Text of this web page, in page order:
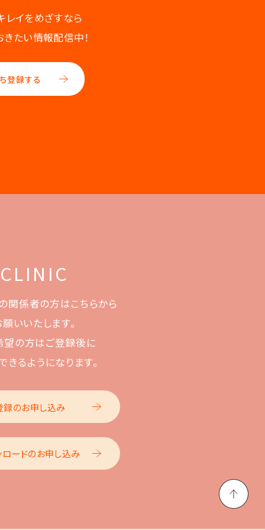
レイをめざすなら
きたい情報配信中！
登録する
関係者の方はこちらから
いいたします。
の方はご登録後に
きるようになります。
録のお申し込み
ードのお申し込み